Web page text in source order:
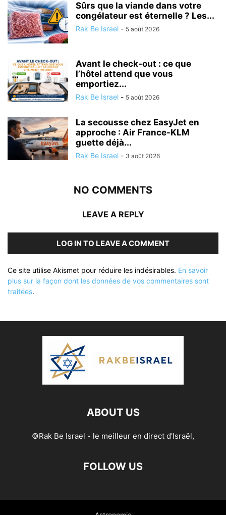
Sûrs que la viande dans votre
congélateur est éternelle ? Les...
Rak Be Israel - 5 août 2026
Avant le check-out : ce que
l’hôtel attend que vous
emportiez...
Rak Be Israel - 5 août 2026
La secousse chez EasyJet en
approche : Air France-KLM
guette déjà...
Rak Be Israel - 3 août 2026
NO COMMENTS
LEAVE A REPLY
LOG IN TO LEAVE A COMMENT
Ce site utilise Akismet pour réduire les indésirables. En savoir
plus sur la façon dont les données de vos commentaires sont
traitées.
ABOUT US
©Rak Be Israel - le meilleur en direct d'Israël,
FOLLOW US